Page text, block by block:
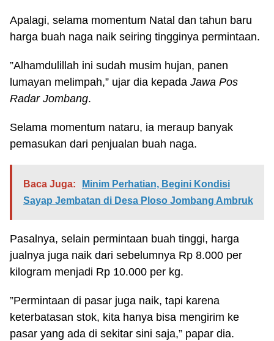
Apalagi, selama momentum Natal dan tahun baru
harga buah naga naik seiring tingginya permintaan.
”Alhamdulillah ini sudah musim hujan, panen
lumayan melimpah,” ujar dia kepada Jawa Pos
Radar Jombang.
Selama momentum nataru, ia meraup banyak
pemasukan dari penjualan buah naga.
Baca Juga:
Minim Perhatian, Begini Kondisi
Sayap Jembatan di Desa Ploso Jombang Ambruk
Pasalnya, selain permintaan buah tinggi, harga
jualnya juga naik dari sebelumnya Rp 8.000 per
kilogram menjadi Rp 10.000 per kg.
”Permintaan di pasar juga naik, tapi karena
keterbatasan stok, kita hanya bisa mengirim ke
pasar yang ada di sekitar sini saja,” papar dia.